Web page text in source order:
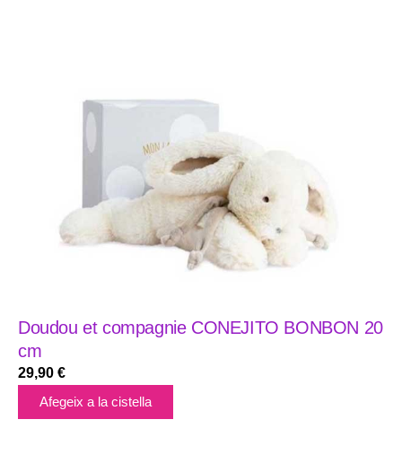
Doudou et compagnie CONEJITO BONBON 20
cm
29,90 €
Afegeix a la cistella